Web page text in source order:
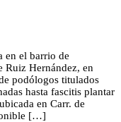
en el barrio de
Ruiz Hernández, en
podólogos titulados
hasta fascitis plantar
en Carr. de
[…]